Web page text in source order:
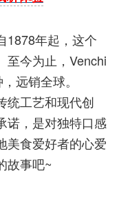
1878年起，这个
至今为止，Venchi
远销全球。
统工艺和现代创
诺，是对独特口感
美食爱好者的心爱
故事吧~